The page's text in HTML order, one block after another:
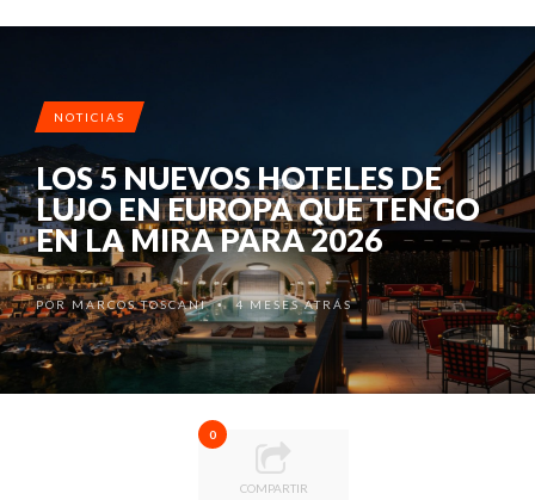
NOTICIAS
LOS 5 NUEVOS HOTELES DE
LUJO EN EUROPA QUE TENGO
EN LA MIRA PARA 2026
PORMARCOS TOSCANI •4 MESES ATRÁS
0
COMPARTIR